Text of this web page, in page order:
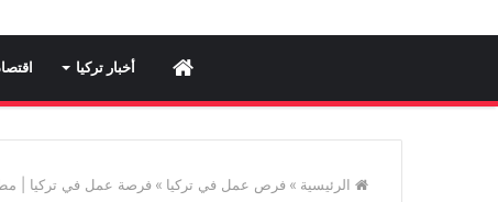
Home أخبار تركيا
الرئيسية » فرص عمل في تركيا » فرصة عمل في تركيا |